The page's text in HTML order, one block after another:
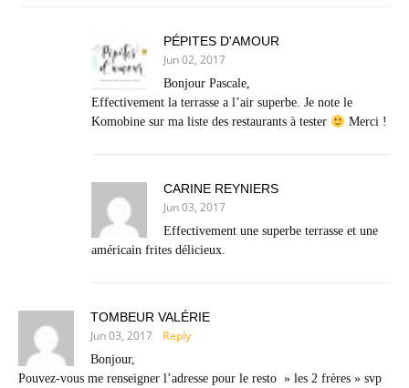
PÉPITES D'AMOUR
Jun 02, 2017
Bonjour Pascale,
Effectivement la terrasse a l’air superbe. Je note le
Komobine sur ma liste des restaurants à tester
Merci !
CARINE REYNIERS
Jun 03, 2017
Effectivement une superbe terrasse et une
américain frites délicieux.
TOMBEUR VALÉRIE
Jun 03, 2017 Reply
Bonjour,
Pouvez-vous me renseigner l’adresse pour le resto » les 2 frères » svp